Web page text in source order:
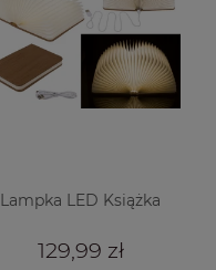
Lampka LED Książka
129,99 zł